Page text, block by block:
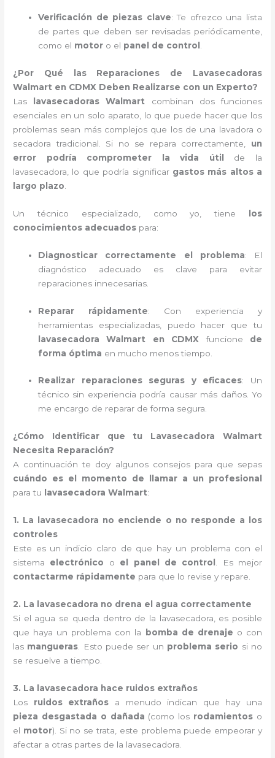
Verificación de piezas clave: Te ofrezco una lista
de partes que deben ser revisadas periódicamente,
como el motor o el panel de control
¿Por Qué las Reparaciones de Lavasecadoras
Walmart en CDMX Deben Realizarse con un Experto?
Las
lavasecadoras Walmart combinan dos funciones
esenciales en un solo aparato, lo que puede hacer que los
problemas sean más complejos que los de una lavadora o
secadora tradicional. Si no se repara correctamente, un
error podría comprometer la vida útil
de la
lavasecadora, lo que podría significar gastos más altos a
largo plazo
Un técnico especializado, como yo, tiene
los
conocimientos adecuados para:
Diagnosticar correctamente el problema: El
diagnóstico adecuado es clave para evitar
reparaciones innecesarias.
Reparar rápidamente: Con experiencia y
herramientas especializadas, puedo hacer que tu
lavasecadora Walmart en CDMX funcione de
forma óptima en mucho menos tiempo.
Realizar reparaciones seguras y eficaces: Un
técnico sin experiencia podría causar más daños. Yo
me encargo de reparar de forma segura.
¿Cómo Identificar que tu Lavasecadora Walmart
Necesita Reparación?
A continuación te doy algunos consejos para que sepas
cuándo es el momento de llamar a un profesional
para tu
lavasecadora Walmart:
1. La lavasecadora no enciende o no responde a los
controles
Este es un indicio claro de que hay un problema con el
sistema electrónico o el panel de control
. Es mejor
contactarme rápidamente para que lo revise y repare.
2. La lavasecadora no drena el agua correctamente
Si el agua se queda dentro de la lavasecadora, es posible
que haya un problema con la
bomba de drenaje o con
las mangueras . Esto puede ser un problema serio si no
se resuelve a tiempo.
3. La lavasecadora hace ruidos extraños
Los ruidos extraños a menudo indican que hay una
pieza desgastada o dañada (como los rodamientos o
el motor). Si no se trata, este problema puede empeorar y
afectar a otras partes de la lavasecadora.